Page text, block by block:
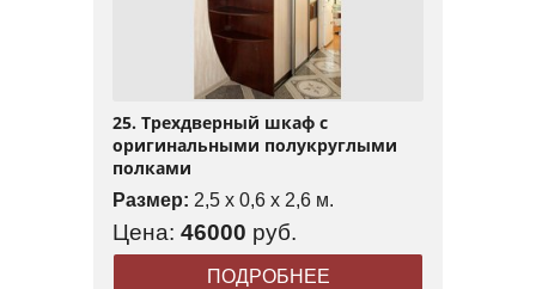
25. Трехдверный шкаф с
оригинальными полукруглыми
полками
Размер: 2,5 x 0,6 x 2,6 м.
Цена: 46000 руб.
ПОДРОБНЕЕ